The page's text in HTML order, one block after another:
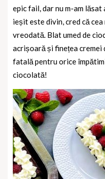
epic fail, dar nu m-am lăsat
ieșit este divin, cred că
vreodată. Blat umed de
acrișoară și finețea cremei
fatală pentru orice
ciocolată!